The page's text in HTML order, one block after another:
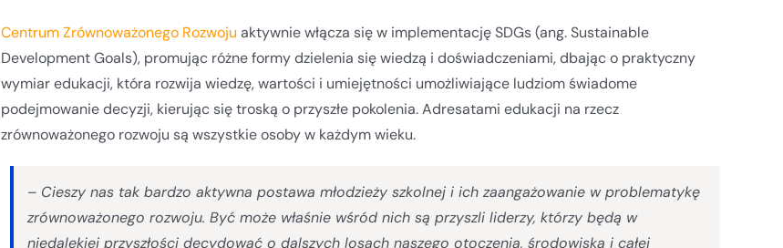
Centrum Zrównoważonego Rozwoju aktywnie włącza się w implementację SDGs (ang. Sustainable
Development Goals), promując różne formy dzielenia się wiedzą i doświadczeniami, dbając o praktyczny
wymiar edukacji, która rozwija wiedzę, wartości i umiejętności umożliwiające ludziom świadome
podejmowanie decyzji, kierując się troską o przyszłe pokolenia. Adresatami edukacji na rzecz
zrównoważonego rozwoju są wszystkie osoby w każdym wieku.
– Cieszy nas tak bardzo aktywna postawa młodzieży szkolnej i ich zaangażowanie w problematykę
zrównoważonego rozwoju. Być może właśnie wśród nich są przyszli liderzy, którzy będą w
niedalekiej przyszłości decydować o dalszych losach naszego otoczenia, środowiska i całej